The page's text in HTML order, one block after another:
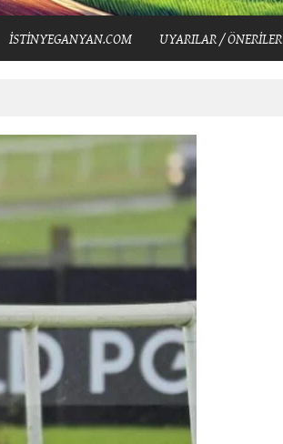
İSTİNYEGANYAN.COM UYARILAR / ÖNERİLER